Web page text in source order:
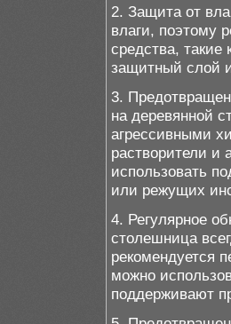
2. Защита от
влаги, поэтому
средства,
защитный слой
3.
на деревянной
агрессивными
растворители и
использовать
или режущих
4. Регулярное
столешница
рекомендуется
можно
поддерживают